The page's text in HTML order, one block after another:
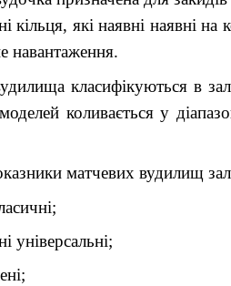
кільця, які наявні наявні
навантаження.
класифікуються в
коливається у
матчевих вудилищ
універсальні;